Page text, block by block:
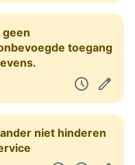
geen
toegang
niet hinderen